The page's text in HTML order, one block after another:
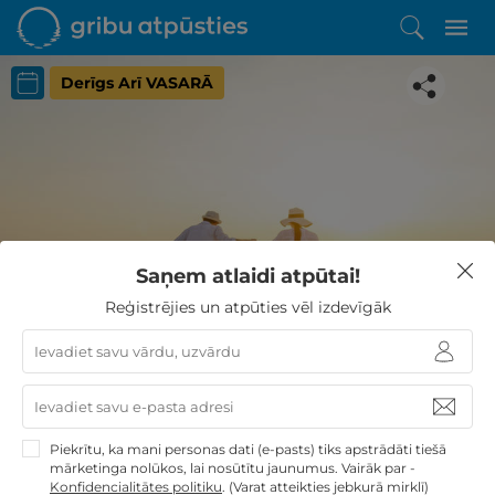
Derīgs Arī VASARĀ
Līdz brīnišķīgai atpūtai atlikuši tikai daži soļi
PĒRKU
Saņem atlaidi atpūtai!
Reģistrējies un atpūties vēl izdevīgāk
Piekrītu, ka mani personas dati (e-pasts) tiks apstrādāti tiešā
mārketinga nolūkos, lai nosūtītu jaunumus. Vairāk par -
Konfidencialitātes politiku. (Varat atteikties jebkurā mirklī)